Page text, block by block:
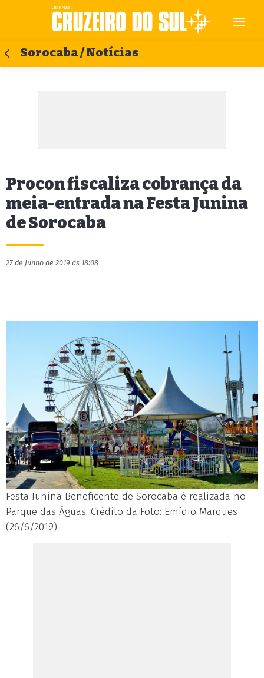
Sorocaba / Notícias
Procon fiscaliza cobrança da
meia-entrada na Festa Junina
de Sorocaba
27 de Junho de 2019 às 18:08
Festa Junina Beneficente de Sorocaba é realizada no
Parque das Águas. Crédito da Foto: Emídio Marques
(26/6/2019)